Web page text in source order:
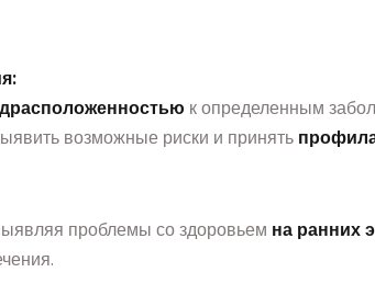
к определенным
возможные риски и принять
проблемы со здоровьем на ранних